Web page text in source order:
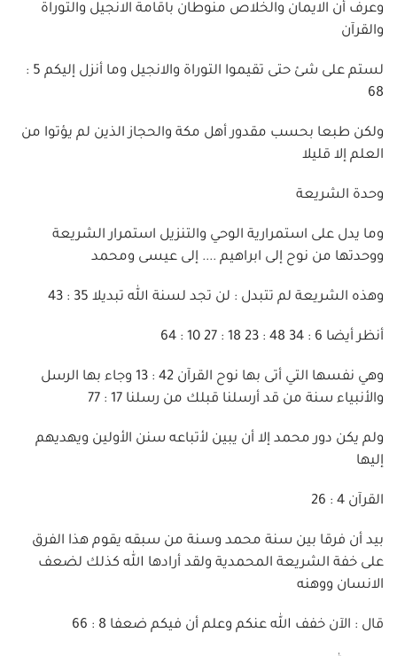
وعرف أن الايمان والخلاص منوطان باقامة الانجيل والتوراة
والقرآن
لستم على شئ حتى تقيموا التوراة والانجيل وما أنزل إليكم 5 :
68
ولكن طبعا بحسب مقدور أهل مكة والحجاز الذين لم يؤتوا من
العلم إلا قليلا
وحدة الشريعة
وما يدل على استمرارية الوحي والتنزيل استمرار الشريعة
ووحدتها من نوح إلى ابراهيم .... إلى عيسى ومحمد
وهذه الشريعة لم تتبدل : لن تجد لسنة الله تبديلا 35 : 43
أنظر أيضا 6 : 34 48 : 23 18 : 27 10 : 64
وهي نفسها التي أتى بها نوح القرآن 42 : 13 وجاء بها الرسل
والأنبياء سنة من قد أرسلنا قبلك من رسلنا 17 : 77
ولم يكن دور محمد إلا أن يبين لأتباعه سنن الأولين ويهديهم
إليها
القرآن 4 : 26
بيد أن فرقا بين سنة محمد وسنة من سبقه يقوم هذا الفرق
على خفة الشريعة المحمدية ولقد أرادها الله كذلك لضعف
الانسان ووهنه
قال : الآن خفف الله عنكم وعلم أن فيكم ضعفا 8 : 66